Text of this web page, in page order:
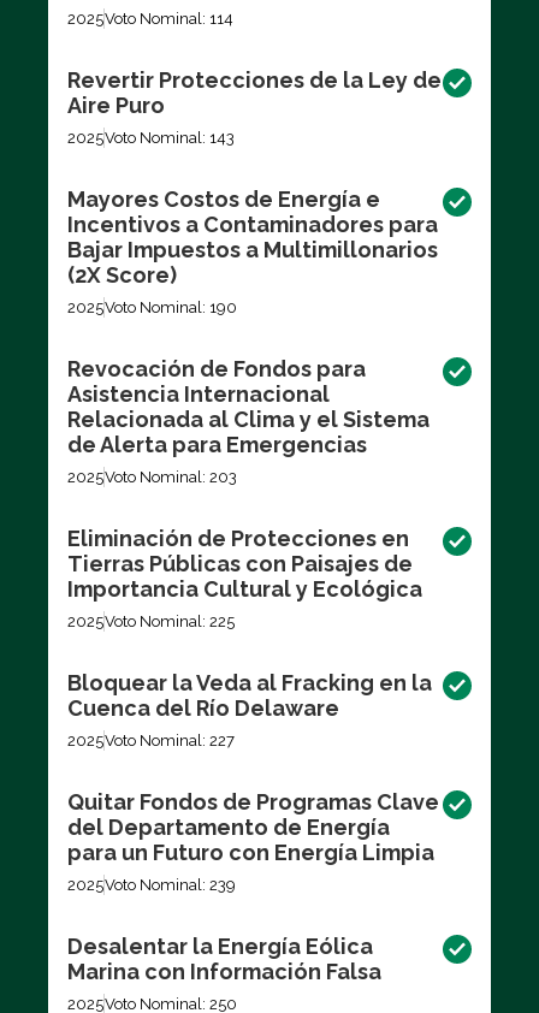
2025Voto Nominal: 114
Revertir Protecciones de la Ley de
Aire Puro
2025Voto Nominal: 143
Mayores Costos de Energía e
Incentivos a Contaminadores para
Bajar Impuestos a Multimillonarios
(2X Score)
2025Voto Nominal: 190
Revocación de Fondos para
Asistencia Internacional
Relacionada al Clima y el Sistema
de Alerta para Emergencias
2025Voto Nominal: 203
Eliminación de Protecciones en
Tierras Públicas con Paisajes de
Importancia Cultural y Ecológica
2025Voto Nominal: 225
Bloquear la Veda al Fracking en la
Cuenca del Río Delaware
2025Voto Nominal: 227
Quitar Fondos de Programas Clave
del Departamento de Energía
para un Futuro con Energía Limpia
2025Voto Nominal: 239
Desalentar la Energía Eólica
Marina con Información Falsa
2025Voto Nominal: 250